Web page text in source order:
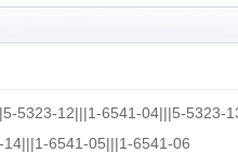
5323-12|||1-6541-04|||5-5323-
6541-05|||1-6541-06